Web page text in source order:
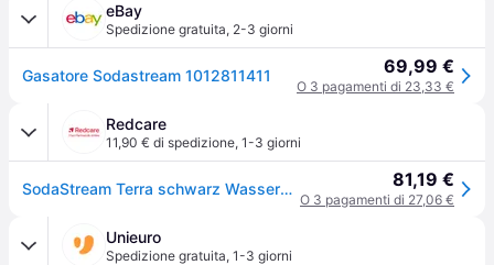
eBay
Spedizione gratuita, 2-3 giorni
Gasatore Sodastream 1012811411 69,99 €
O 3 pagamenti di 23,33 €
Redcare
11,90 € di spedizione, 1-3 giorni
SodaStream Terra schwarz Wasseraufbereiter 1 St 81,19 €
O 3 pagamenti di 27,06 €
Unieuro
Spedizione gratuita, 1-3 giorni